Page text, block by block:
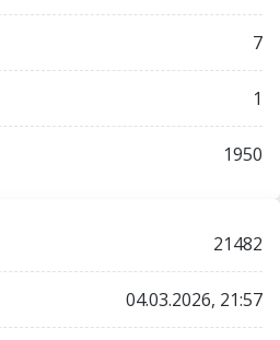
7
1
1950
21482
04.03.2026, 21:57